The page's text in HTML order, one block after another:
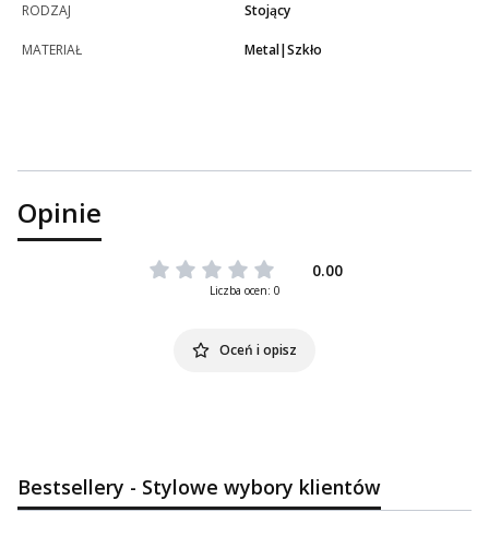
RODZAJ Stojący
MATERIAŁ Metal|Szkło
Opinie
0.00
Liczba ocen: 0
Oceń i opisz
Bestsellery - Stylowe wybory klientów